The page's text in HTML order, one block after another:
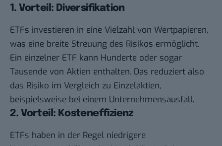
1. Vorteil: Diversifikation
ETFs investieren in eine Vielzahl von Wertpapieren,
was eine breite Streuung des Risikos ermöglicht.
Ein einzelner ETF kann Hunderte oder sogar
Tausende von Aktien enthalten. Das reduziert also
das Risiko im Vergleich zu Einzelaktien,
beispielsweise bei einem Unternehmensausfall.
2. Vorteil: Kosteneffizienz
ETFs haben in der Regel niedrigere